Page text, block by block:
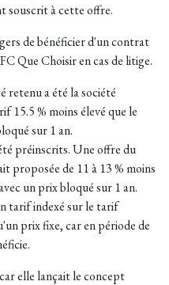
souscrit à cette offre.
de bénéficier d'un contrat
Que Choisir en cas de litige.
retenu a été la société
15.5 % moins élevé que le
sur 1 an.
préinscrits. Une offre du
proposée de 11 à 13 % moins
un prix bloqué sur 1 an.
tarif indexé sur le tarif
prix fixe, car en période de
elle lançait le concept